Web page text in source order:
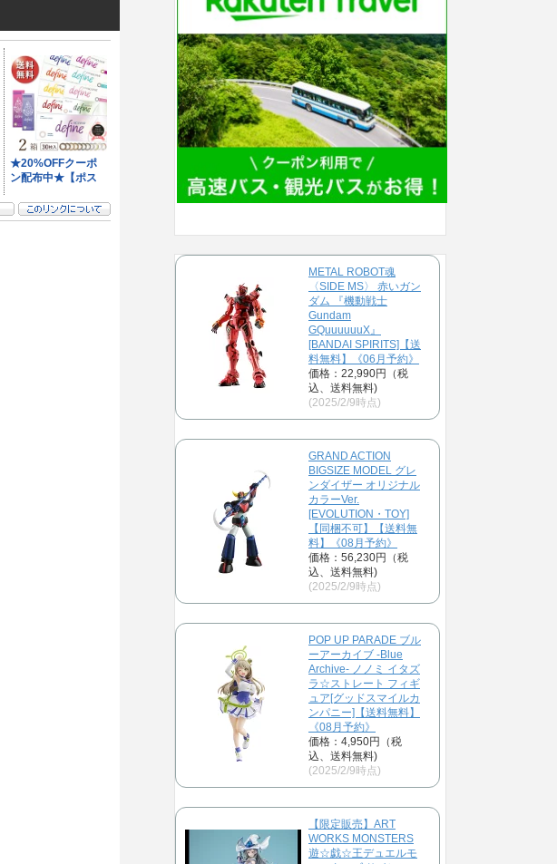
METAL ROBOT魂
〈SIDE MS〉 赤いガン
ダム 『機動戦士
Gundam
GQuuuuuuX』
[BANDAI SPIRITS]【送
料無料】《06月予約》
価格：22,990円（税
込、送料無料)
(2025/2/9時点)
GRAND ACTION
BIGSIZE MODEL グレ
ンダイザー オリジナル
カラーVer.
[EVOLUTION・TOY]
【同梱不可】【送料無
料】《08月予約》
価格：56,230円（税
込、送料無料)
(2025/2/9時点)
POP UP PARADE ブル
ーアーカイブ -Blue
Archive- ノノミ イタズ
ラ☆ストレート フィギ
ュア[グッドスマイルカ
ンパニー]【送料無料】
《08月予約》
価格：4,950円（税
込、送料無料)
(2025/2/9時点)
【限定販売】ART
WORKS MONSTERS
遊☆戯☆王デュエルモ